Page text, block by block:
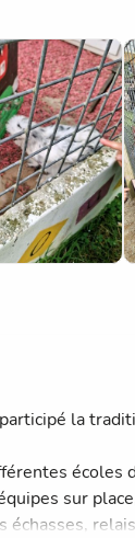
la
écoles
sur